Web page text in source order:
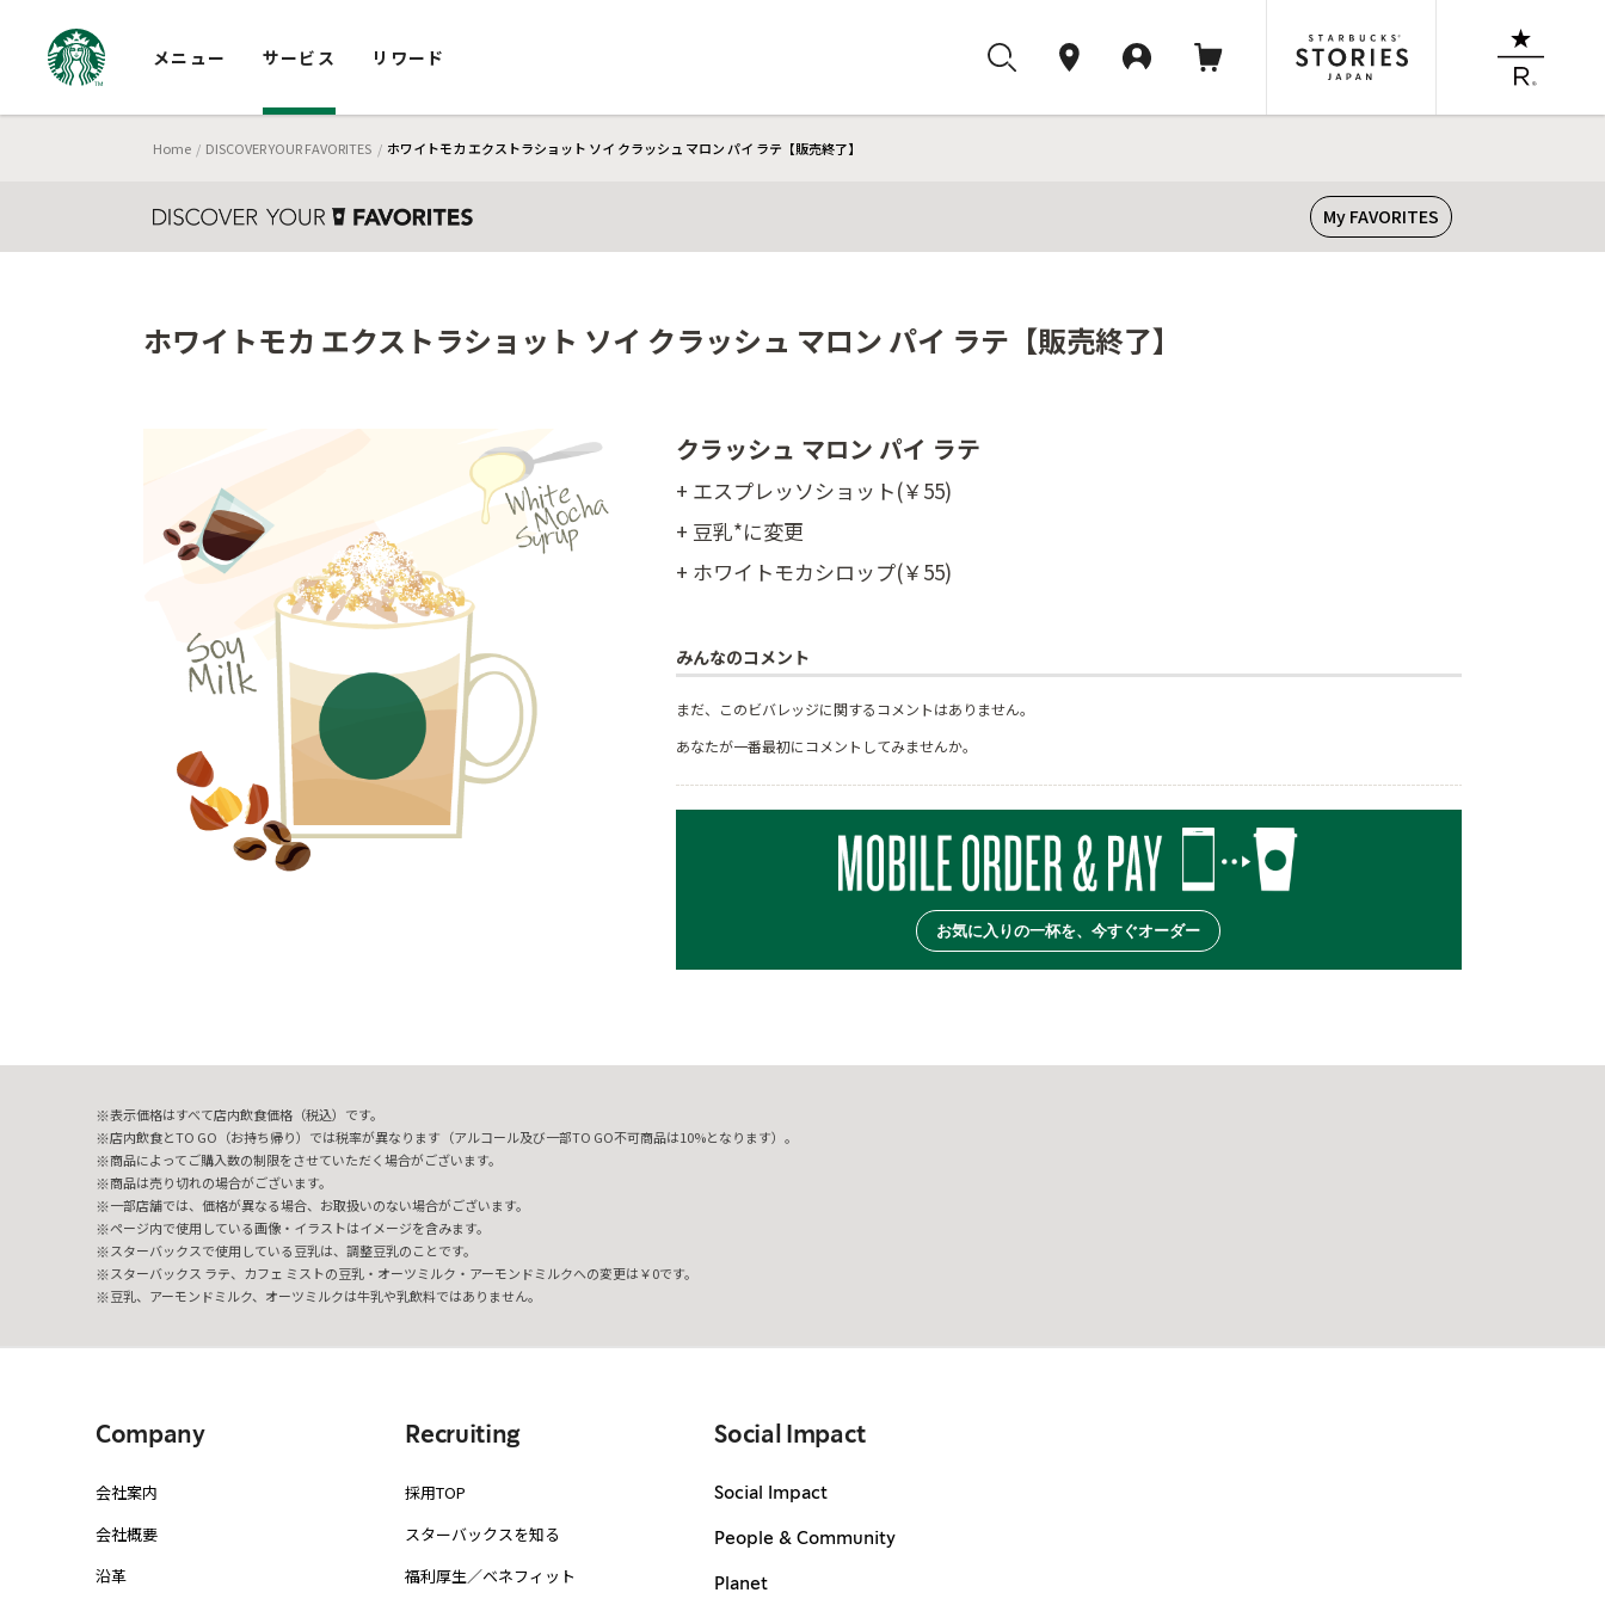
メニュー サービス リワード
Home DISCOVER YOUR FAVORITES ホワイトモカ エクストラショット ソイ クラッシュ マロン パイ ラテ【販売終了】
My FAVORITES
ホワイトモカ エクストラショット ソイ クラッシュ マロン パイ ラテ【販売終了】
クラッシュ マロン パイ ラテ
+ エスプレッソショット(￥55)
+ 豆乳*に変更
+ ホワイトモカシロップ(￥55)
みんなのコメント
まだ、このビバレッジに関するコメントはありません。
あなたが一番最初にコメントしてみませんか。
お気に入りの一杯を、今すぐオーダー
表示価格はすべて店内飲食価格（税込）です。
店内飲食とTO GO（お持ち帰り）では税率が異なります（アルコール及び一部TO GO不可商品は10%となります）。
商品によってご購入数の制限をさせていただく場合がございます。
商品は売り切れの場合がございます。
一部店舗では、価格が異なる場合、お取扱いのない場合がございます。
ページ内で使用している画像・イラストはイメージを含みます。
スターバックスで使用している豆乳は、調整豆乳のことです。
スターバックス ラテ、カフェ ミストの豆乳・オーツミルク・アーモンドミルクへの変更は￥0です。
豆乳、アーモンドミルク、オーツミルクは牛乳や乳飲料ではありません。
Company
会社案内
会社概要
沿革
Recruiting
採用TOP
スターバックスを知る
福利厚生／ベネフィット
Social Impact
Social Impact
People & Community
Planet